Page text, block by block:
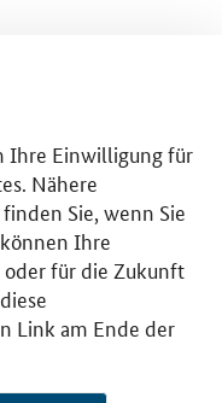
Ihre Einwilligung für
Nähere
Sie, wenn Sie
Ihre
für die Zukunft
Link am Ende der